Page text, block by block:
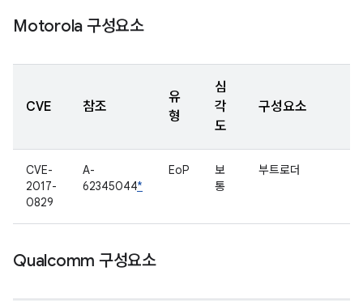
Motorola 구성요소
CVE 참조
유
형
심
각
도
구성요소
CVE-
2017-
0829
A-
62345044*
EoP
보
통
부트로더
Qualcomm 구성요소